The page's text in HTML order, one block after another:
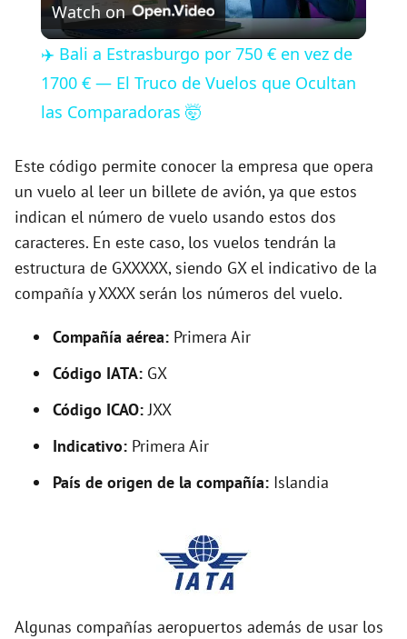
l
a
V
i
d
Watch on
✈️ Bali a Estrasburgo por 750 € en vez de
1700 € — El Truco de Vuelos que Ocultan
las Comparadoras 🤯
Este código permite conocer la empresa que opera
un vuelo al leer un billete de avión, ya que estos
indican el número de vuelo usando estos dos
caracteres. En este caso, los vuelos tendrán la
estructura de GXXXXX, siendo GX el indicativo de la
compañía y XXXX serán los números del vuelo.
Compañía aérea: Primera Air
Código IATA: GX
Código ICAO:JXX
Indicativo: Primera Air
País de origen de la compañía: Islandia
Algunas compañías aeropuertos además de usar los